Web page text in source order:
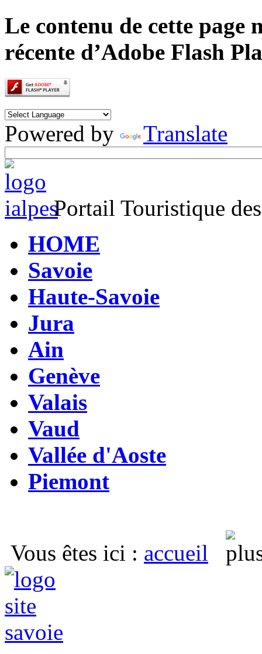
Le contenu de cette page
récente d’Adobe Flash
Powered by Translate
Portail Touristique
HOME
Savoie
Haute-Savoie
Jura
Ain
Genève
Valais
Vaud
Vallée d'Aoste
Piemont
Vous êtes ici : accueil